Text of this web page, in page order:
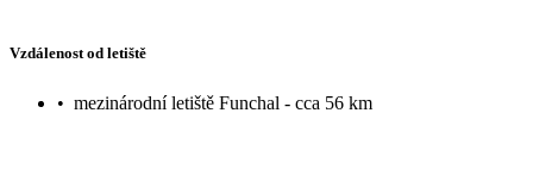
Vzdálenost od letiště
• mezinárodní letiště Funchal - cca 56 km